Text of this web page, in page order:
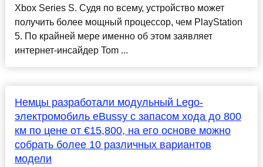
Xbox Series S. Судя по всему, устройство может
получить более мощный процессор, чем PlayStation
5. По крайней мере именно об этом заявляет
интернет-инсайдер Tom ...
Немцы разработали модульный Lego-
электромобиль eBussy с запасом хода до 800
км по цене от €15,800, на его основе можно
собрать более 10 различных вариантов
модели